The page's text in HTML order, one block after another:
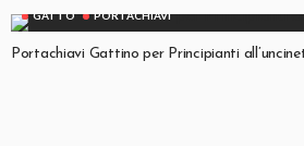
GATTO PORTACHIAVI
Portachiavi Gattino per Principianti